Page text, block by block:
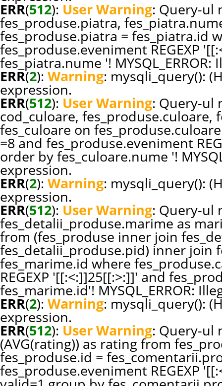
ERR(512): User Warning: Query-ul
fes_produse.piatra,
fes_produse.piatra = fes_piatra.id
fes_produse.eveniment REGEXP
fes_piatra.nume '!
ERR(2): Warning: mysqli_query():
expression.
ERR(512): User Warning: Query-ul
cod_culoare,
fes_culoare on
=8 and fes_produse.eveniment
order by fes_culoare.nume '!
expression.
ERR(2): Warning: mysqli_query():
expression.
ERR(512): User Warning: Query-ul
fes_detalii_produse.marime as
from (fes_produse inner join
fes_detalii_produse.pid) inner join
fes_marime.id where
REGEXP '[[:<:]]25[[:>:]]' and
fes_marime.id'! MYSQL_ERROR:
ERR(2): Warning: mysqli_query():
expression.
ERR(512): User Warning: Query-ul
(AVG(rating)) as rating from
fes_produse.id =
fes_produse.eveniment REGEXP